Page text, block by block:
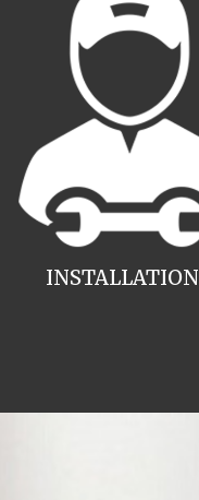
INSTALLATION